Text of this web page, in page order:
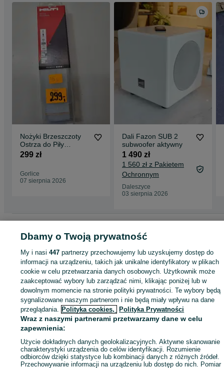
Nożyki Brzeszczoty
Ostrza do Piły
Szablastej Hilti SP 23
299 zł
Gorlice
07 sierpnia 2026
Dali Fazon SUB 2
subwoofer aktywny
1 490 zł
1 560 zł z Pakietem
Ochronnym
Daleszyce
03 sierpnia 2026
Małopolskie
Pozostałe - Gorlice
KATEGORIA
ID:789619459 Wyświetlenia:
Kup
Dbamy o Twoją prywatność
My i nasi447 partnerzy przechowujemy lub uzyskujemy dostęp do
informacji na urządzeniu, takich jak unikalne identyfikatory w plikach
cookie w celu przetwarzania danych osobowych. Użytkownik może
zaakceptować wybory lub zarządzać nimi, klikając poniżej lub w
dowolnym momencie na stronie polityki prywatności. Te wybory będą
sygnalizowane naszym partnerom i nie będą miały wpływu na dane
przeglądania. Polityka cookies, Polityka Prywatności
Wraz z naszymi partnerami przetwarzamy dane w celu
zapewnienia:
Użycie dokładnych danych geolokalizacyjnych. Aktywne skanowanie
charakterystyki urządzenia do celów identyfikacji. Rozumienie
odbiorców dzięki statystyce lub kombinacji danych z różnych źródeł.
Przechowywanie informacji na urządzeniu lub dostęp do nich. Pomiar